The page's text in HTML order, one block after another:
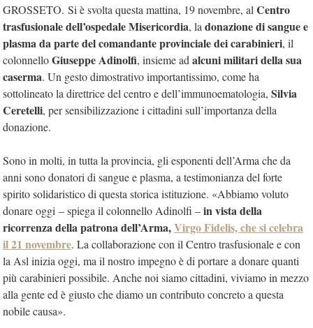
GROSSETO. Si è svolta questa mattina, 19 novembre, al Centro
trasfusionale dell’ospedale Misericordia, la donazione di sangue e
plasma da parte del comandante provinciale dei carabinieri, il
colonnelloGiuseppe Adinolfi, insieme ad alcuni militari della sua
caserma. Un gesto dimostrativo importantissimo, come ha
sottolineato la direttrice del centro e dell’immunoematologia, Silvia
Ceretelli, per sensibilizzazione i cittadini sull’importanza della
donazione.
Sono in molti, in tutta la provincia, gli esponenti dell’Arma che da
anni sono donatori di sangue e plasma, a testimonianza del forte
spirito solidaristico di questa storica istituzione. «Abbiamo voluto
donare oggi – spiega il colonnello Adinolfi –in vista della
ricorrenza della patrona dell’Arma,Virgo Fidelis, che si celebra
il 21 novembre. La collaborazione con il Centro trasfusionale e con
la Asl inizia oggi, ma il nostro impegno è di portare a donare quanti
più carabinieri possibile. Anche noi siamo cittadini, viviamo in mezzo
alla gente ed è giusto che diamo un contributo concreto a questa
nobile causa».